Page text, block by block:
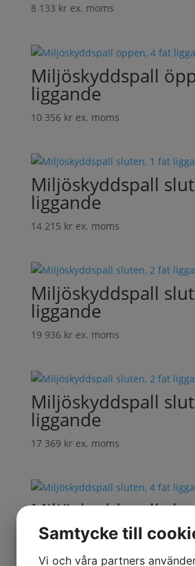
8 133 kr ex. moms
Miljöskyddspall
liggande
10 356 kr ex. moms
Miljöskyddspall
liggande
14 215 kr ex. moms
Miljöskyddspall
liggande
19 936 kr ex. moms
Miljöskyddspall
liggande
17 369 kr ex. moms
Miljöskyddspall
liggande
ex. moms
Samtycke till
Vi och våra partners